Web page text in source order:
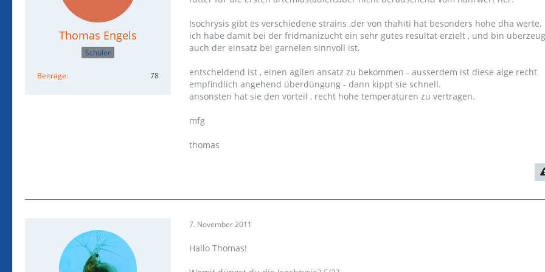
Thomas Engels
Schüler
Beiträge 78
Isochrysis gibt es verschiedene strains ,der von thahiti hat besonders hohe dha werte.
ich habe damit bei der fridmanizucht ein sehr gutes resultat erzielt , und bin
auch der einsatz bei garnelen sinnvoll ist.
entscheidend ist , einen agilen ansatz zu bekommen - ausserdem ist diese alge recht
empfindlich angehend überdüngung - dann kippt sie schnell.
ansonsten hat sie den vorteil , recht hohe temperaturen zu vertragen.
mfg
thomas
7. November 2011
Hallo Thomas!